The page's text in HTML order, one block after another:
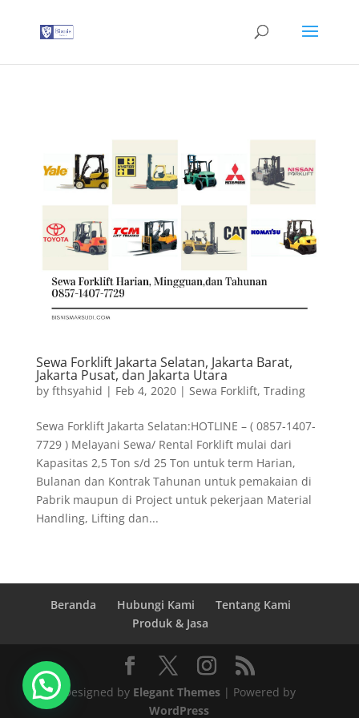
Sewa Forklift Jakarta Selatan, Jakarta Barat,
Jakarta Pusat, dan Jakarta Utara
by fthsyahid | Feb 4, 2020| Sewa Forklift, Trading
Sewa Forklift Jakarta Selatan:HOTLINE – ( 0857-1407-
7729 ) Melayani Sewa/ Rental Forklift mulai dari
Kapasitas 2,5 Ton s/d 25 Ton untuk term Harian,
Bulanan dan Kontrak Tahunan untuk pemakaian di
Pabrik maupun di Project untuk pekerjaan Material
Handling, Lifting dan...
Beranda Hubungi Kami
Tentang Kami
Produk & Jasa
Designed by Elegant Themes| Powered by
WordPress